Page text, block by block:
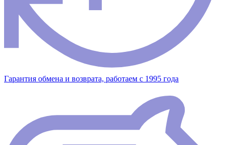
Гарантия обмена и возврата, работаем с 1995 года